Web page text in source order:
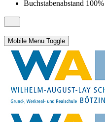
Buchstabenabstand 100%
Mobile Menu Toggle